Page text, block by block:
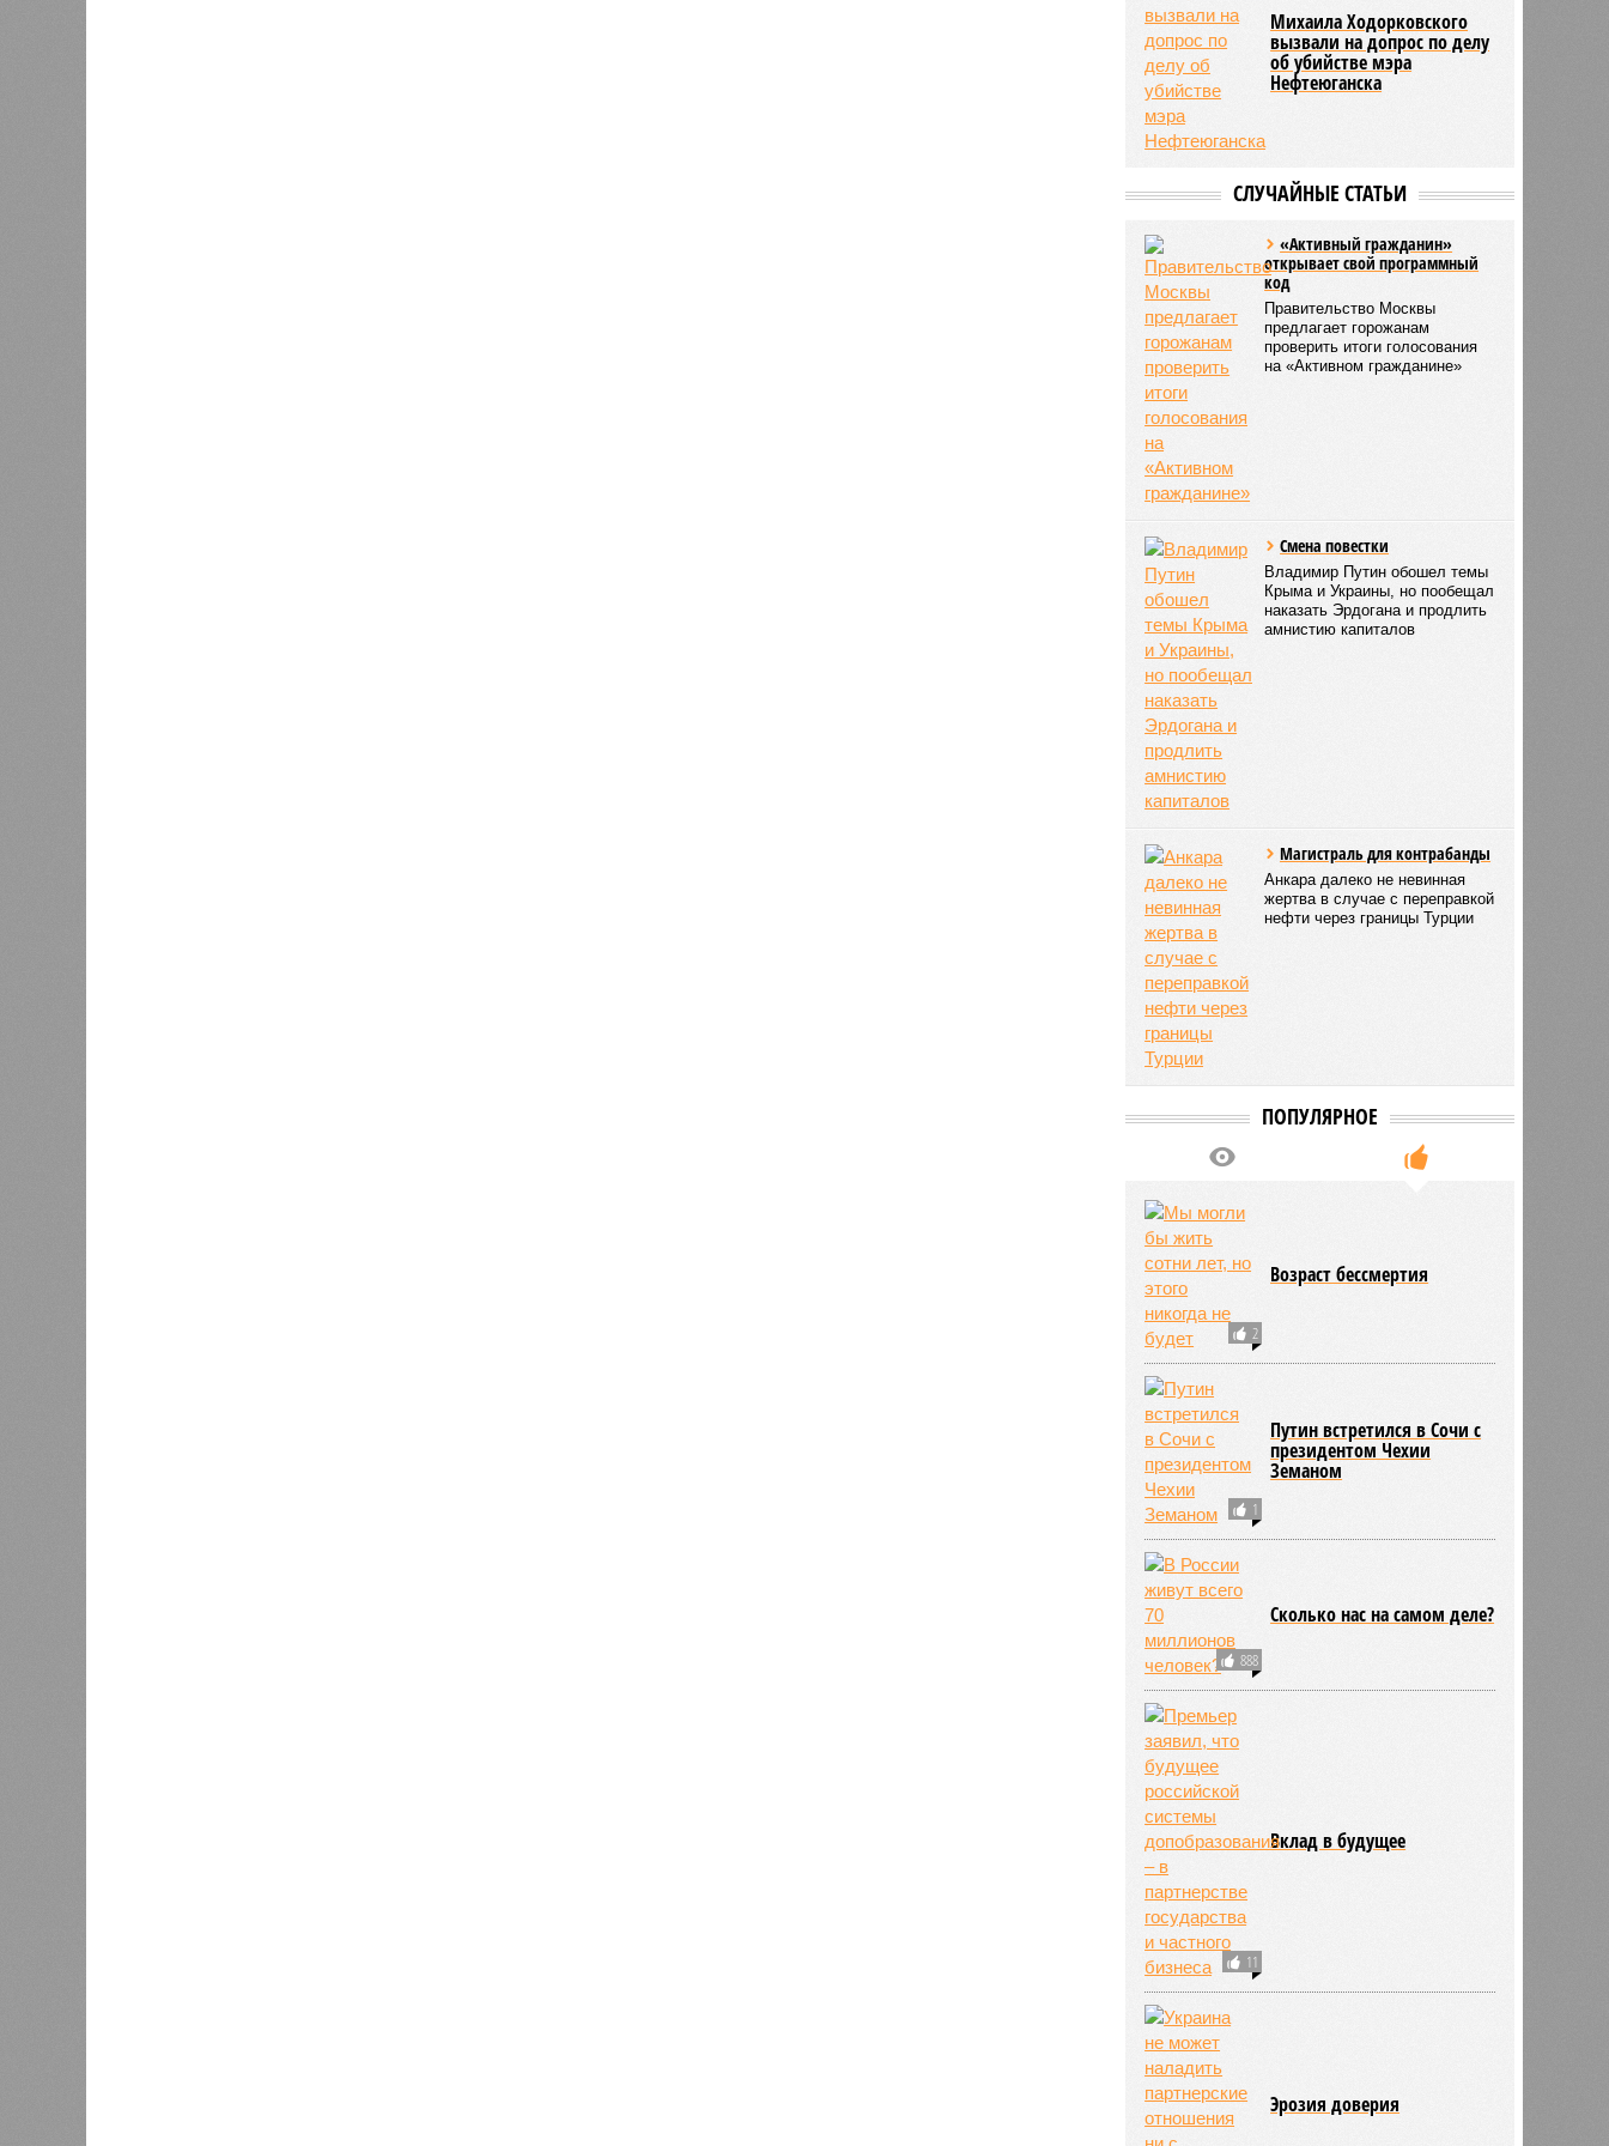
Михаила Ходорковского
вызвали на допрос по делу
об убийстве мэра
Нефтеюганска
СЛУЧАЙНЫЕ СТАТЬИ
«Активный гражданин»
открывает свой программный
код
Правительство Москвы
предлагает горожанам
проверить итоги голосования
на «Активном гражданине»
Смена повестки
Владимир Путин обошел темы
Крыма и Украины, но пообещал
наказать Эрдогана и продлить
амнистию капиталов
Магистраль для контрабанды
Анкара далеко не невинная
жертва в случае с переправкой
нефти через границы Турции
ПОПУЛЯРНОЕ
2
Возраст бессмертия
1
Путин встретился в Сочи с
президентом Чехии
Земаном
888
Сколько нас на самом деле?
11
Вклад в будущее
Эрозия доверия